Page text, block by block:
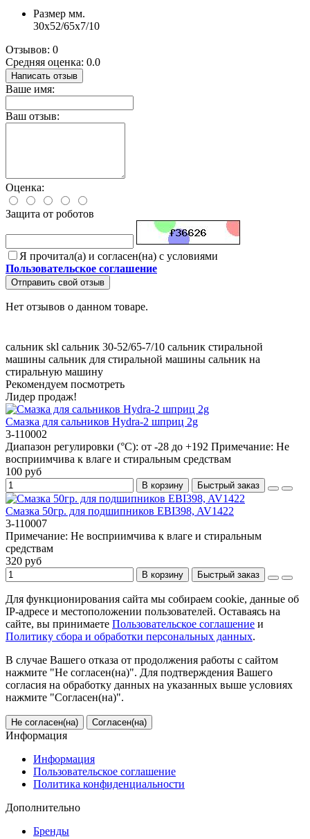
Размер мм.
30x52/65x7/10
Отзывов: 0
Средняя оценка: 0.0
Написать отзыв
Ваше имя:
Ваш отзыв:
Оценка:
Защита от роботов
Я прочитал(а) и согласен(на) с условиями
Пользовательское соглашение
Отправить свой отзыв
Нет отзывов о данном товаре.
сальник skl сальник 30-52/65-7/10 сальник стиральной
машины сальник для стиральной машины сальник на
стиральную машину
Рекомендуем посмотреть
Лидер продаж!
Смазка для сальников Hydra-2 шприц 2g
3-110002
Диапазон регулировки (°C): от -28 до +192 Примечание: Не
восприимчива к влаге и стиральным средствам
100 руб
В корзину Быстрый заказ
Смазка 50гр. для подшипников EBI398, AV1422
3-110007
Примечание: Не восприимчива к влаге и стиральным
средствам
320 руб
В корзину Быстрый заказ
Для функционирования сайта мы собираем cookie, данные об
IP-адресе и местоположении пользователей. Оставаясь на
сайте, вы принимаете Пользовательское соглашение и
Политику сбора и обработки персональных данных.
В случае Вашего отказа от продолжения работы с сайтом
нажмите "Не согласен(на)". Для подтверждения Вашего
согласия на обработку данных на указанных выше условиях
нажмите "Согласен(на)".
Не согласен(на) Согласен(на)
Информация
Информация
Пользовательское соглашение
Политика конфиденциальности
Дополнительно
Бренды